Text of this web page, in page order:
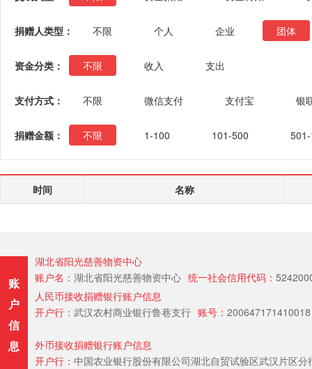
捐赠人类型： 不限 个人 企业 团体
资金分类： 不限 收入 支出
支付方式： 不限 微信支付 支付宝 银
捐赠金额： 不限 1-100 101-500
时间 名称
账
户
信
息
湖北省阳光慈善物资中心
账户名： 湖北省阳光慈善物资中心 统一社会信用代码：
人民币接收捐赠银行账户信息
开户行： 武汉农村商业银行鲁巷支行 账号： 200647171410018
外币接收捐赠银行账户信息
开户行： 中国农业银行股份有限公司湖北自贸试验区武汉片区